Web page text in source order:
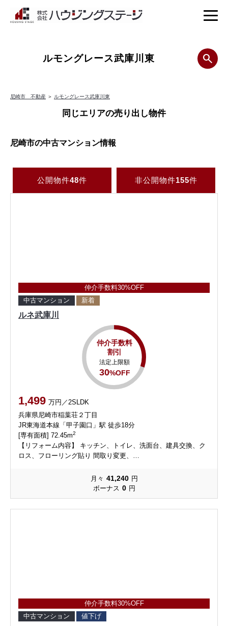
ルモングレース武庫川東
尼崎市 不動産 ＞ ルモングレース武庫川東
同じエリアの売り出し物件
尼崎市の中古マンション情報
公開物件48件 非公開物件155件
仲介手数料30%OFF
中古マンション
新着
ルネ武庫川
仲介手数料
割引
法定上限額
30%OFF
1,499 万円／2SLDK
兵庫県尼崎市稲葉荘２丁目
JR東海道本線「甲子園口」駅 徒歩18分
[専有面積] 72.45m2
【リフォーム内容】 キッチン、トイレ、洗⾯台、建具交換、ク
ロス、フローリング貼り 間取り変更、…
月々 41,240 円
ボーナス 0 円
仲介手数料30%OFF
中古マンション
値下げ